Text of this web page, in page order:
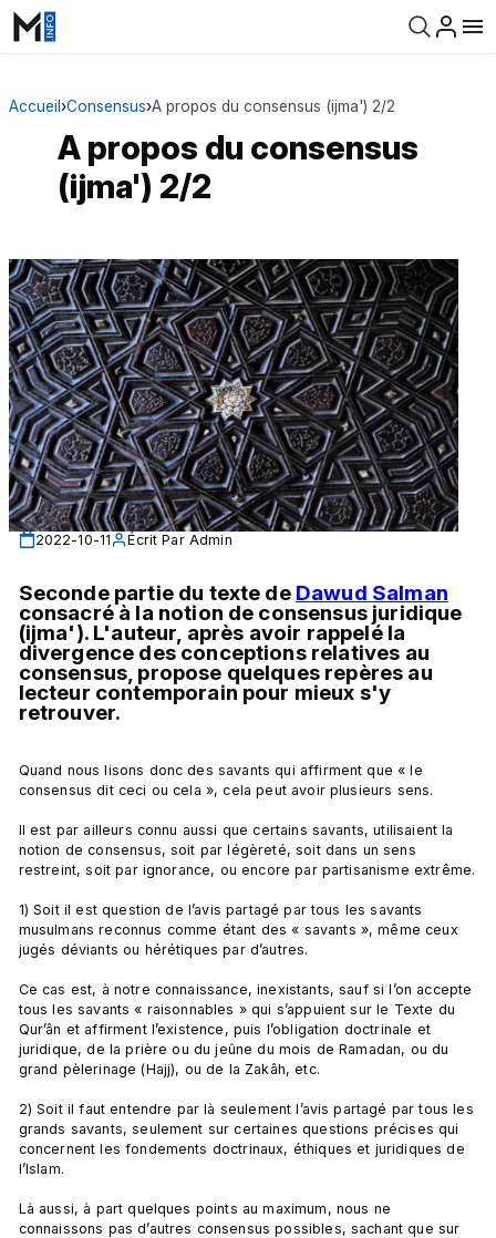
Accueil ›Consensus›A propos du consensus (ijma') 2/2
A propos du consensus
(ijma') 2/2
2022-10-11 Écrit Par Admin
Seconde partie du texte de Dawud Salman
consacré à la notion de consensus juridique
(ijma'). L'auteur, après avoir rappelé la
divergence des conceptions relatives au
consensus, propose quelques repères au
lecteur contemporain pour mieux s'y
retrouver.
Quand nous lisons donc des savants qui affirment que « le
consensus dit ceci ou cela », cela peut avoir plusieurs sens.
Il est par ailleurs connu aussi que certains savants, utilisaient la
notion de consensus, soit par légèreté, soit dans un sens
restreint, soit par ignorance, ou encore par partisanisme extrême.
1) Soit il est question de l’avis partagé par tous les savants
musulmans reconnus comme étant des « savants », même ceux
jugés déviants ou hérétiques par d’autres.
Ce cas est, à notre connaissance, inexistants, sauf si l’on accepte
tous les savants « raisonnables » qui s’appuient sur le Texte du
Qur’ân et affirment l’existence, puis l’obligation doctrinale et
juridique, de la prière ou du jeûne du mois de Ramadan, ou du
grand pèlerinage (Hajj), ou de la Zakâh, etc.
2) Soit il faut entendre par là seulement l’avis partagé par tous les
grands savants, seulement sur certaines questions précises qui
concernent les fondements doctrinaux, éthiques et juridiques de
l’Islam.
Là aussi, à part quelques points au maximum, nous ne
connaissons pas d’autres consensus possibles, sachant que sur